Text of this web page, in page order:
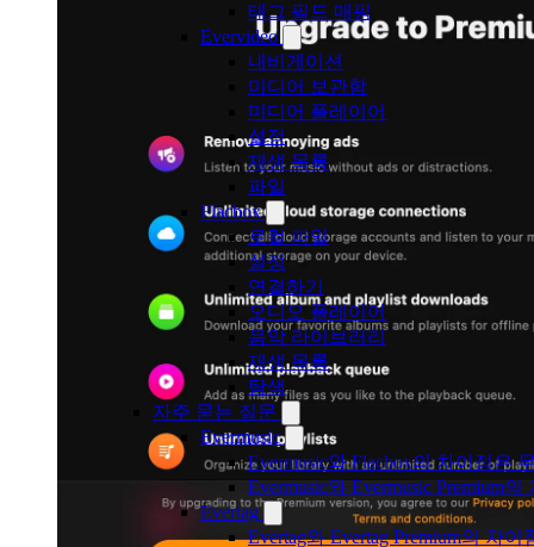
태그 필드 매핑
Evervideo
내비게이션
미디어 보관함
미디어 플레이어
설정
재생 목록
파일
Flacbox
로컬 파일
설정
연결하기
오디오 플레이어
음악 라이브러리
재생 목록
탐색
자주 묻는 질문
Evermusic
Evermusic와 Flacbox의 차이점은
Evermusic와 Evermusic Premium의
Evertag
Evertag와 Evertag Premium의 차